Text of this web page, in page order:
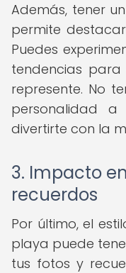
Además, tener
permite
Puedes
tendencias
represente. No
personalidad
divertirte con la
3. Impacto
recuerdos
Por último, el
playa puede
tus fotos y